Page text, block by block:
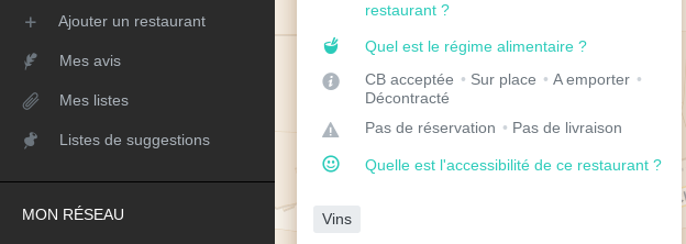
Ajouter un restaurant
Mes avis
Mes listes
Listes de suggestions
MON RÉSEAU
restaurant ?
Quel est le régime alimentaire ?
CB acceptée
Sur place
A emporter
Décontracté
Pas de réservation
Pas de livraison
Quelle est l'accessibilité de ce restaurant ?
Vins